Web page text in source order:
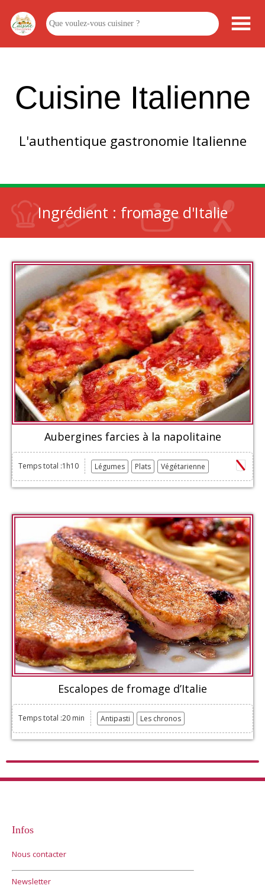
Cuisine Italienne
L'authentique gastronomie Italienne
Ingrédient : fromage d'Italie
Aubergines farcies à la napolitaine
Temps total :1h10 Légumes Plats Végétarienne
Escalopes de fromage d’Italie
Temps total :20 min Antipasti Les chronos
Infos
Nous contacter
Newsletter